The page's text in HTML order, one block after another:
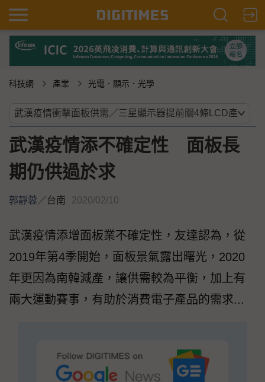
科技網 產業 光電．顯示．光學
武漢疫情添不確定性 面板長
期仍供過於求
郭靜蓉／台南 2020/02/10
武漢疫情添增面板業不確定性，友達認為，從
2019年第4季開始，面板景氣露出曙光，2020
年更因為南韓減產，讓供需較為平衡，加上有
兩大運動賽事，有助於消費電子產品的需求...